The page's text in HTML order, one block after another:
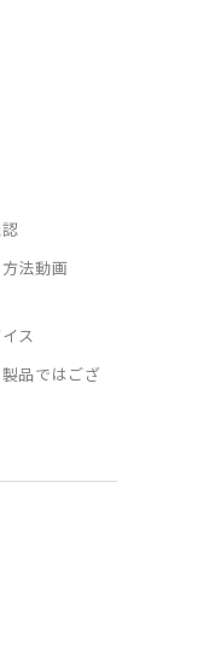
法動画
ス
品ではござ